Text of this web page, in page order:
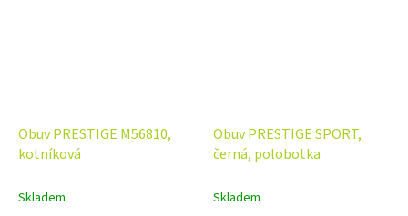
Obuv PRESTIGE M56810,
kotníková
Skladem
Obuv PRESTIGE SPORT,
černá, polobotka
Skladem